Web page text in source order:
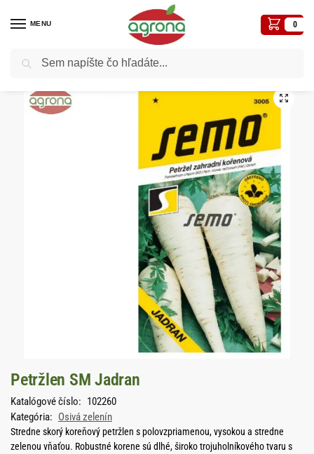
MENU 0
Domov Semená - osivá / Osivá zelenín
Petržlen SM Jadran
Katalógové číslo: 102260
Kategória: Osivá zelenín
Stredne skorý koreňový petržlen s polovzpriamenou, vysokou a stredne
zelenou vňaťou. Robustné korene sú dlhé, široko trojuholníkového tvaru s